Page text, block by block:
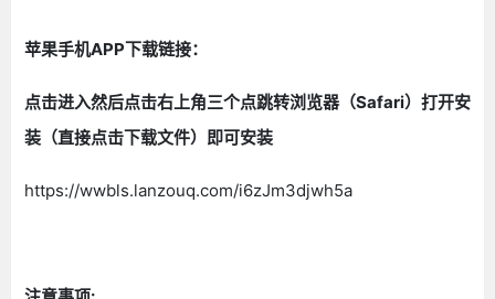
苹果手机APP下载链接：
点击进入然后点击右上角三个点跳转浏览器（Safari）打开安
装（直接点击下载文件）即可安装
https://wwbls.lanzouq.com/i6zJm3djwh5a